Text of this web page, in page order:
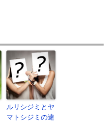
ルリシジミとヤ
マトシジミの違